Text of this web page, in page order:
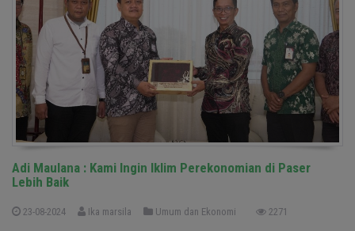
Adi Maulana : Kami Ingin Iklim Perekonomian di Paser
Lebih Baik
23-08-2024 Ika marsila Umum dan Ekonomi 2271